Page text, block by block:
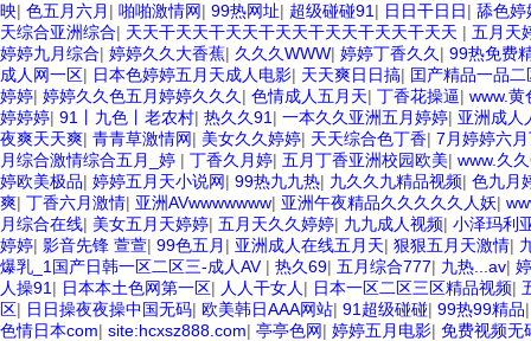
映| 色五月六月 | 啪啪激情网| 99热网址| 超级碰碰91 | 日日干日日| 舔色婷
天综合亚洲综合| 天天干天天干天天干天天干天天干天天干天天 | 五月天
婷婷九月综合| 婷婷久久大香蕉| 久久久WWW| 婷婷丁香久久 | 99热免费
成人网一区| 日本色婷婷五月天成人电影| 天天爽日日搞| 囯产精品一品二
婷婷| 婷婷久久色五月婷婷久久久 | 色情成人五月天| 丁香花操逼| www.
婷婷婷| 91丨九色丨老农村| 热久久91 | 一本久久亚洲五月婷婷| 亚洲成人
夜爽天天爽| 青青草激情网| 美女久久婷婷| 天天综合色丁香| 7月婷婷六
月综合激情综合五月_婷 | 丁香久月婷| 五月丁香亚洲校园欧美| www.久
婷欧美极品| 婷婷五月天小说网| 99热九九热| 九久久九精品视频| 色九月
爽| 丁香六月激情| 亚洲AVwwwwwww| 亚洲午夜精品久久久久久人妖|
月综合在线| 美女五月天婷婷| 五月天久久婷婷| 九九成人视频| 小泽玛利
婷婷| 影音先锋 萱萱| 99色五月 | 亚洲成人在线五月天| 狠狠五月天激情|
爆乳_1国产日韩一区二区三-成人AV | 热久69| 五月综合777| 九热...av|
人操91 | 日本本土色网第一区| 人人干女人 | 日本一区二区三区精品视频|
区| 日日操夜夜操中国无码| 欧美韩日AAA网站| 91超级碰碰| 99热99精品
色情日本com| site:hcxsz888.com| 亭亭色网| 婷婷五月电影| 免费视频无